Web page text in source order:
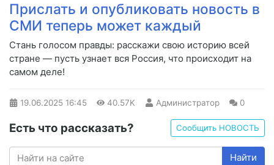
Прислать и опубликовать новость в
СМИ теперь может каждый
Стань голосом правды: расскажи свою историю всей
стране — пусть узнает вся Россия, что происходит на
самом деле!
19.06.2025 16:45 40.57K Администратор 0
Есть что рассказать? Сообщить НОВОСТЬ
Найти